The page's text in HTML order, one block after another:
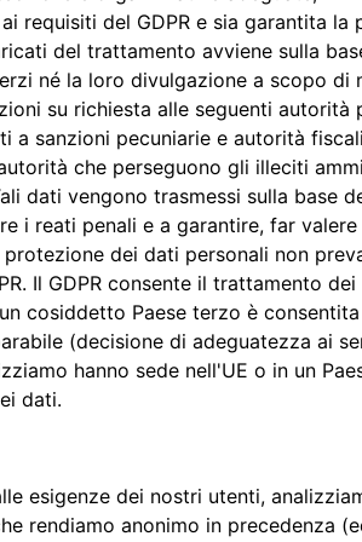
requisiti del GDPR e sia garantita
del trattamento avviene sulla
né la loro divulgazione a scopo di
su richiesta alle seguenti
a sanzioni pecuniarie e autorità
che perseguono gli illeciti
dati vengono trasmessi sulla base
i reati penali e a garantire, far
dei dati personali non
Il GDPR consente il trattamento
cosiddetto Paese terzo è
(decisione di adeguatezza ai
hanno sede nell'UE o in un
dati.
esigenze dei nostri utenti,
rendiamo anonimo in precedenza